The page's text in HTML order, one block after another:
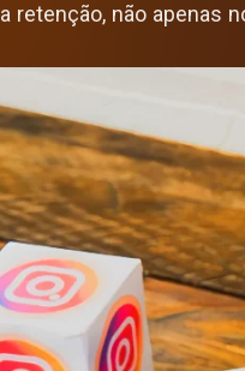
retenção, não apenas